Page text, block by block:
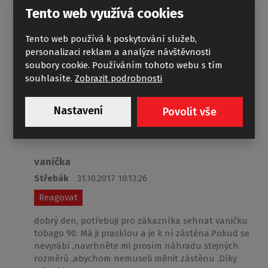
Obchodní oddělení
14.08.2017 10:57:06
Reagovat
Dobrý den, Zadní stěny na box PAEGAS ND01-0473
zadní bok pravý vrtaný pro poličku - DPC 1890,-kč
bez DPH ND01-0472 zadní bok levý vrtaný pro ruční
sprchu - DPC 1890,-kč bez DPH již bohužel není
možné objednat. Přeji pěkný den
vanička
Střebák
31.10.2017 10:13:26
Reagovat
dobrý den, potřebuji pro zákazníka sehnat vaničku
tobago 90. Má ji prasklou a je k ní zástěna.Pokud se
nevyrábí ,navrhněte mi prosím náhradu stejných
rozměrů ,abychom nemuseli měnit zástěnu .Díky
Tento web využívá cookies
Tento web používá k poskytování služeb,
personalizaci reklam a analýze návštěvnosti
soubory cookie. Používáním tohoto webu s tím
souhlasíte.Zobrazit podrobnosti
Nastavení Povolit vše